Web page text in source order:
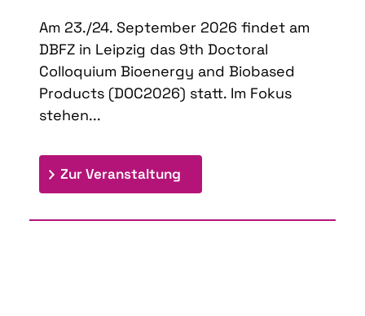
Am 23./24. September 2026 findet am
DBFZ in Leipzig das 9th Doctoral
Colloquium Bioenergy and Biobased
Products (DOC2026) statt. Im Fokus
stehen...
Zur Veranstaltung